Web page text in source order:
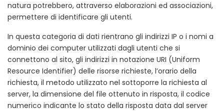
natura potrebbero, attraverso elaborazioni ed associazioni,
permettere di identificare gli utenti.
In questa categoria di dati rientrano gli indirizzi IP o i nomi a
dominio dei computer utilizzati dagli utenti che si
connettono al sito, gli indirizzi in notazione URI (Uniform
Resource Identifier) delle risorse richieste, l’orario della
richiesta, il metodo utilizzato nel sottoporre la richiesta al
server, la dimensione del file ottenuto in risposta, il codice
numerico indicante lo stato della risposta data dal server